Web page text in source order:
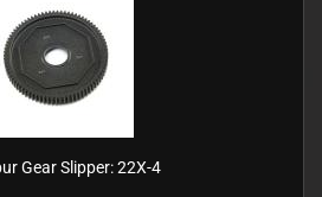
Gear Slipper: 22X-4